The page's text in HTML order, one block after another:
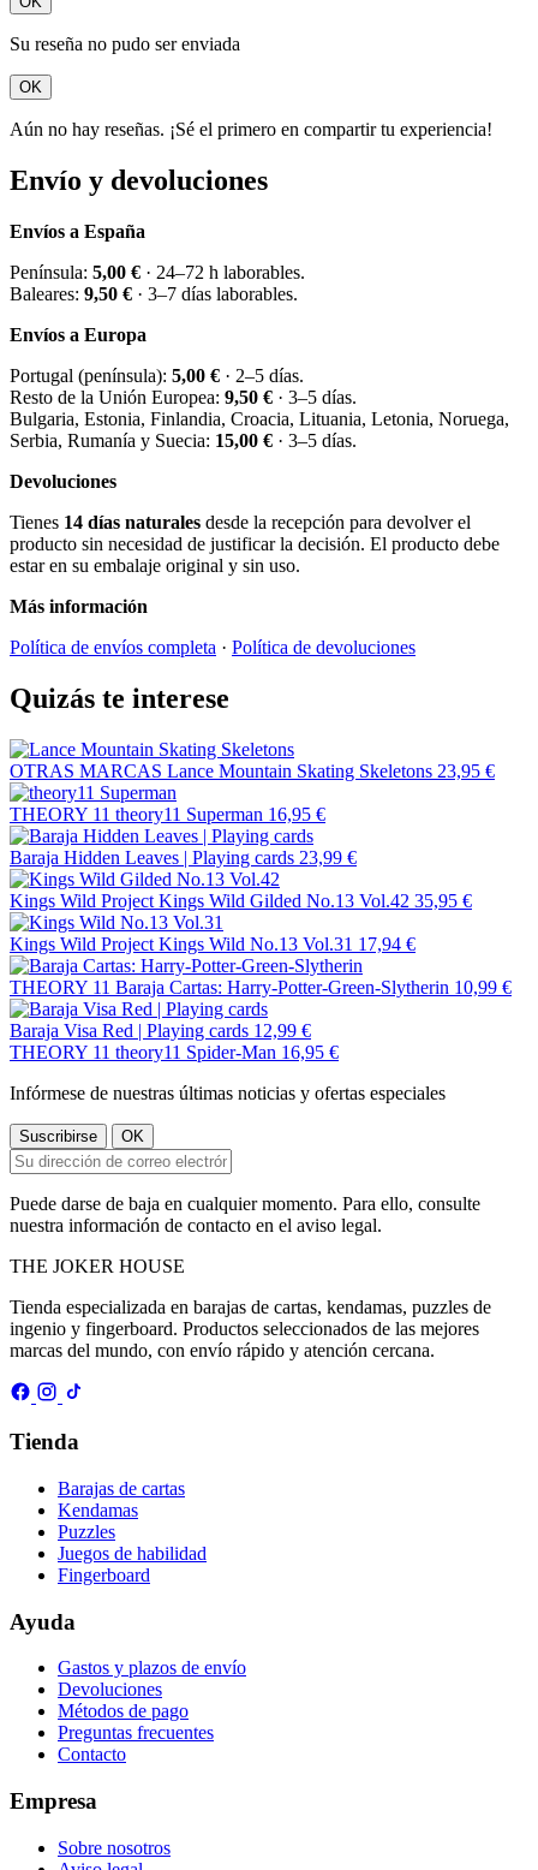
Su reseña no pudo ser enviada
OK
Aún no hay reseñas. ¡Sé el primero en compartir tu experiencia!
Envío y devoluciones
Envíos a España
Península: 5,00 € · 24–72 h laborables.
Baleares: 9,50 € · 3–7 días laborables.
Envíos a Europa
Portugal (península): 5,00 € · 2–5 días.
Resto de la Unión Europea: 9,50 € · 3–5 días.
Bulgaria, Estonia, Finlandia, Croacia, Lituania, Letonia, Noruega,
Serbia, Rumanía y Suecia: 15,00 € · 3–5 días.
Devoluciones
Tienes 14 días naturales desde la recepción para devolver el
producto sin necesidad de justificar la decisión. El producto debe
estar en su embalaje original y sin uso.
Más información
Política de envíos completa · Política de devoluciones
Quizás te interese
OTRAS MARCAS Lance Mountain Skating Skeletons 23,95 €
THEORY 11 theory11 Superman 16,95 €
Baraja Hidden Leaves | Playing cards 23,99 €
Kings Wild Project Kings Wild Gilded No.13 Vol.42 35,95 €
Kings Wild Project Kings Wild No.13 Vol.31 17,94 €
THEORY 11 Baraja Cartas: Harry-Potter-Green-Slytherin 10,99 €
Baraja Visa Red | Playing cards 12,99 €
THEORY 11 theory11 Spider-Man 16,95 €
Infórmese de nuestras últimas noticias y ofertas especiales
Puede darse de baja en cualquier momento. Para ello, consulte
nuestra información de contacto en el aviso legal.
THE JOKER HOUSE
Tienda especializada en barajas de cartas, kendamas, puzzles de
ingenio y fingerboard. Productos seleccionados de las mejores
marcas del mundo, con envío rápido y atención cercana.
Tienda
Barajas de cartas
Kendamas
Puzzles
Juegos de habilidad
Fingerboard
Ayuda
Gastos y plazos de envío
Devoluciones
Métodos de pago
Preguntas frecuentes
Contacto
Empresa
Sobre nosotros